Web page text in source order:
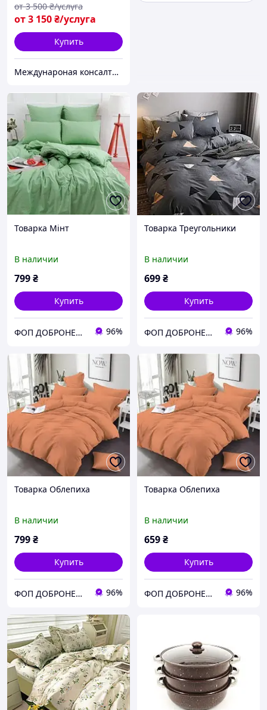
от3 150₴/услуга
от 3 500 ₴/услуга
Купить
Междунароная консалтинговая компания «MBA TIME4U»
Товарка Мінт
В наличии
799₴
Купить
ФОП ДОБРОНЕЦЬКА С.М. 96%
Товарка Треугольники
В наличии
699₴
Купить
ФОП ДОБРОНЕЦЬКА С.М. 96%
Товарка Облепиха
В наличии
799₴
Купить
ФОП ДОБРОНЕЦЬКА С.М. 96%
Товарка Облепиха
В наличии
659₴
Купить
ФОП ДОБРОНЕЦЬКА С.М. 96%